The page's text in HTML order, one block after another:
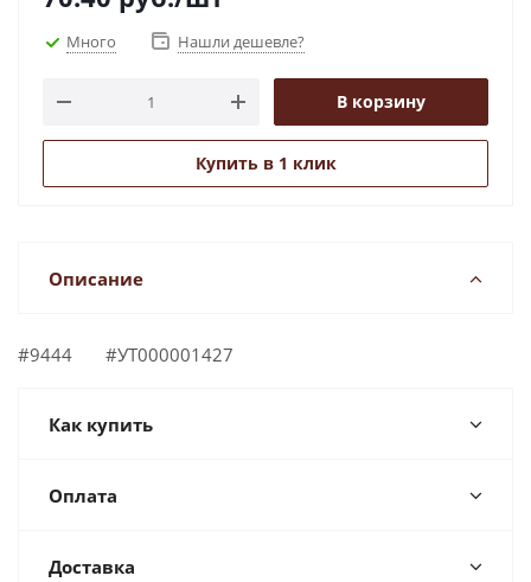
Много Нашли дешевле?
В корзину
Купить в 1 клик
Описание
#9444 #УТ000001427
Как купить
Оплата
Доставка